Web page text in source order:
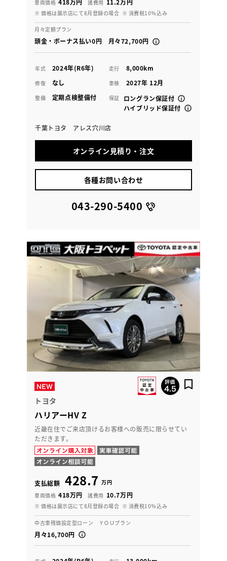
車両価格 諸費用
※ 価格は展示店にて8月登録の場合 ※ 消費税10％込み
月々定額プラン
頭金・ボーナス払い0円 月々72,700円
年式 2024年(R6年) 走行 8,000km
修復 なし 車検 2027年 12月
整備 定期点検整備付 保証
ロングラン保証付
ハイブリッド保証付
千葉トヨタ アレス穴川店
オンライン見積り・注文
各種お問い合わせ
043-290-5400
トヨタ
ハリアーHV Z
近畿在住でご来店頂けるお客様への販売に限らせてい
ただきます。
支払総額 428.7 万円
車両価格 418万円 諸費用 10.7万円
※ 価格は展示店にて8月登録の場合 ※ 消費税10％込み
中古車残価設定型ローン ＹＯＵプラン
月々16,700円